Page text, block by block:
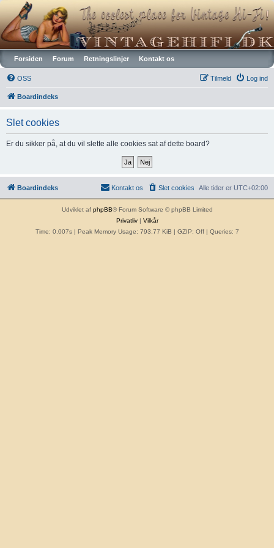
Vintagehifi.dk
Forsiden Forum Retningslinjer Kontakt os
OSS Log ind
Tilmeld
Boardindeks
Slet cookies
Er du sikker på, at du vil slette alle cookies sat af dette board?
Boardindeks Alle tider er UTC+02:00
Slet cookies
Kontakt os
Udviklet af phpBB® Forum Software © phpBB Limited
Privatliv| Vilkår
Time: 0.007s| Peak Memory Usage: 793.77 KiB | GZIP: Off | Queries: 7